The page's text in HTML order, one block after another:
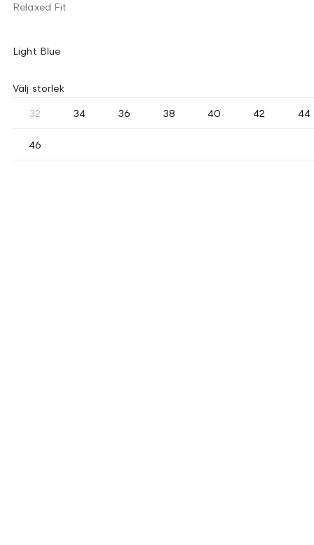
Relaxed Fit
Light Blue
Välj storlek
32 34 36 38 40 42 44
46